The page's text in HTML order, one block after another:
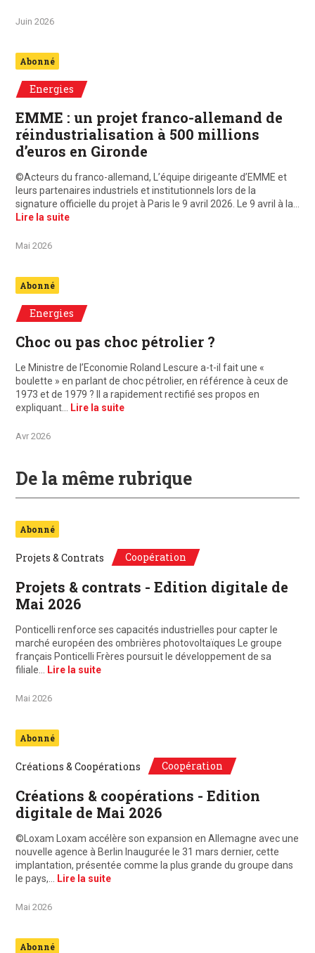
Juin 2026
Abonné
Energies
EMME : un projet franco-allemand de
réindustrialisation à 500 millions
d’euros en Gironde
©Acteurs du franco-allemand, L’équipe dirigeante d’EMME et
leurs partenaires industriels et institutionnels lors de la
signature officielle du projet à Paris le 9 avril 2026. Le 9 avril à la…
Lire la suite
Mai 2026
Abonné
Energies
Choc ou pas choc pétrolier ?
Le Ministre de l’Economie Roland Lescure a-t-il fait une «
boulette » en parlant de choc pétrolier, en référence à ceux de
1973 et de 1979 ? Il a rapidement rectifié ses propos en
expliquant…
Lire la suite
Avr 2026
De la même rubrique
Abonné
Projets & Contrats Coopération
Projets & contrats - Edition digitale de
Mai 2026
Ponticelli renforce ses capacités industrielles pour capter le
marché européen des ombrières photovoltaïques Le groupe
français Ponticelli Frères poursuit le développement de sa
filiale…
Lire la suite
Mai 2026
Abonné
Créations & Coopérations Coopération
Créations & coopérations - Edition
digitale de Mai 2026
©Loxam Loxam accélère son expansion en Allemagne avec une
nouvelle agence à Berlin Inaugurée le 31 mars dernier, cette
implantation, présentée comme la plus grande du groupe dans
le pays,…
Lire la suite
Mai 2026
Abonné